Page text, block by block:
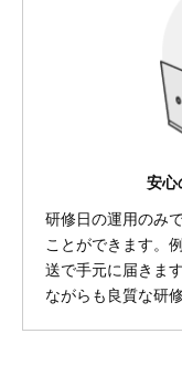
安心
研修日の運用のみ
ことができます。
送で手元に届きま
ながらも良質な研